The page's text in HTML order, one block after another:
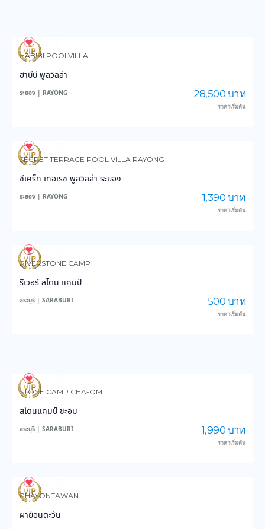
89
HABIBI POOLVILLA
ฮาบีบี พูลวิลล่า
ระยอง | RAYONG 28,500 บาท
ราคาเริ่มต้น
112
SECRET TERRACE POOL VILLA RAYONG
ซีเคร็ท เทอเรซ พูลวิลล่า ระยอง
ระยอง | RAYONG 1,390 บาท
ราคาเริ่มต้น
110
RIVERSTONE CAMP
ริเวอร์ สโตน แคมป์
สระบุรี | SARABURI 500 บาท
ราคาเริ่มต้น
113
STONE CAMP CHA-OM
สโตนแคมป์ ชะอม
สระบุรี | SARABURI 1,990 บาท
ราคาเริ่มต้น
230
PHAYONTAWAN
ผาย้อนตะวัน